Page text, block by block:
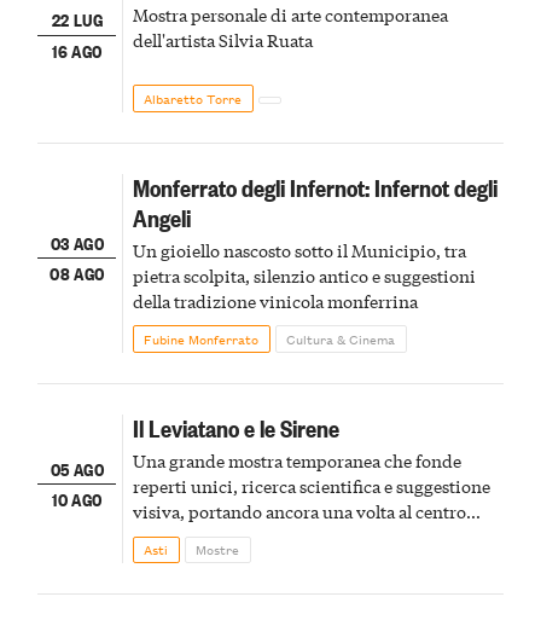
22 LUG
16 AGO
Mostra personale di arte contemporanea
dell'artista Silvia Ruata
Albaretto Torre
03 AGO
08 AGO
Monferrato degli Infernot: Infernot degli
Angeli
Un gioiello nascosto sotto il Municipio, tra
pietra scolpita, silenzio antico e suggestioni
della tradizione vinicola monferrina
Fubine Monferrato Cultura & Cinema
05 AGO
10 AGO
Il Leviatano e le Sirene
Una grande mostra temporanea che fonde
reperti unici, ricerca scientifica e suggestione
visiva, portando ancora una volta al centro
della scena le meraviglie del passato astigiano
Asti Mostre